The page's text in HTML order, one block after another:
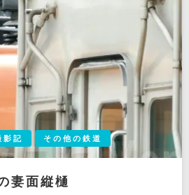
影記 その他の鉄道
妻面縦樋